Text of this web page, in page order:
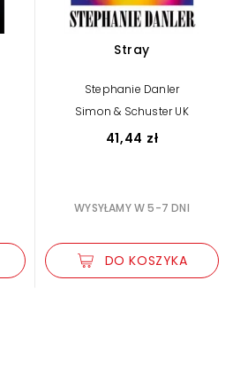
Stray
Stephanie Danler
Simon & Schuster UK
41,44 zł
WYSYŁAMY W 5-7 DNI
DO KOSZYKA